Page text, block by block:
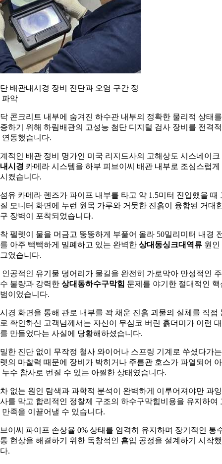
배관내시경 장비 진단과 오염 구간 정
파악
콘크리트 내부에 숨겨진 하수관 내부의 정확한 물리적 상태를
하기 위해 하림배관의 고성능 첨단 디지털 검사 장비를 전격
연동했습니다.
적인 배관 정비 명가인 미국 리지드사의 고해상도 시스네이크
시경 카메라 시스템을 하부 피브이씨 배관 내부로 조심스럽게
켰습니다.
유 카메라 렌즈가 파이프 내부를 타고 약 1.5미터 진입했을 때
모니터 화면에 누런 원목 가루와 거뭇한 진흙이 융합된 거대
장벽이 포착되었습니다.
펠렛이 물을 머금고 뚱뚱하게 부풀어 올라 50밀리미터 내경
아주 빽빽하게 밀폐하고 있는 완벽한 상대동싱크대역류원인
였습니다.
인공적인 유기물 덩어리가 물길을 완전히 가로막아 만성적인
불량과 강력한 상대동하수구막힘 문제를 야기한 절대적인 핵
이었습니다.
경 화면을 통해 관로 내부를 꽉 채운 진흙 괴물의 실체를 직접
확인하신 고객님께서는 자신이 무심코 버린 흙더미가 이런
만들었다는 사실에 당황해하셨습니다.
한 진단 없이 무작정 철사 와이어나 스프링 기계로 쑤셨다가는
의 마찰력 때문에 장비가 박히거나 주름관 호스가 파열되어
누수 참사로 번질 수 있는 아찔한 상태였습니다.
없는 원인 탐색과 과학적 분석이 완벽하게 이루어져야만 과잉
를 막고 합리적인 정찰제 구조의 하수구막힘비용을 유지하여
만족을 이끌어낼 수 있습니다.
이씨 파이프 손상율 0% 상태를 엄격히 유지하며 장기적인 통
현상을 해결하기 위한 독창적인 흡입 공정을 설계하기 시작
.